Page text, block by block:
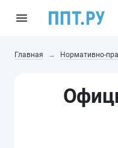
Главная Нормативно-